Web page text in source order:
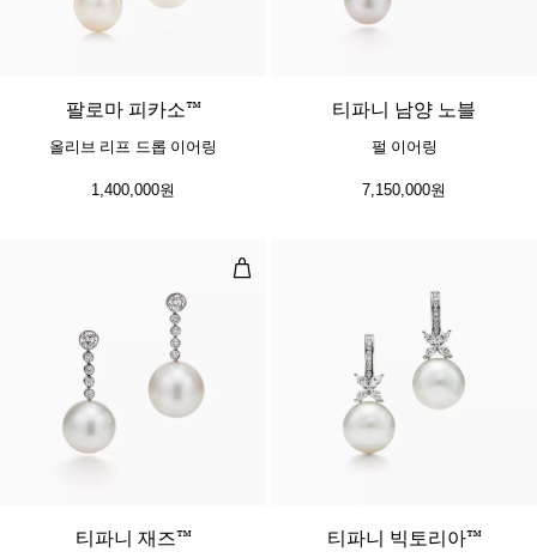
팔로마 피카소™
올리브 리프 드롭 이어링
1,400,000원
티파니 남양 노블
펄 이어링
7,150,000원
남양 펄 이어링
티파니 재즈™ 티파니 빅토리아™